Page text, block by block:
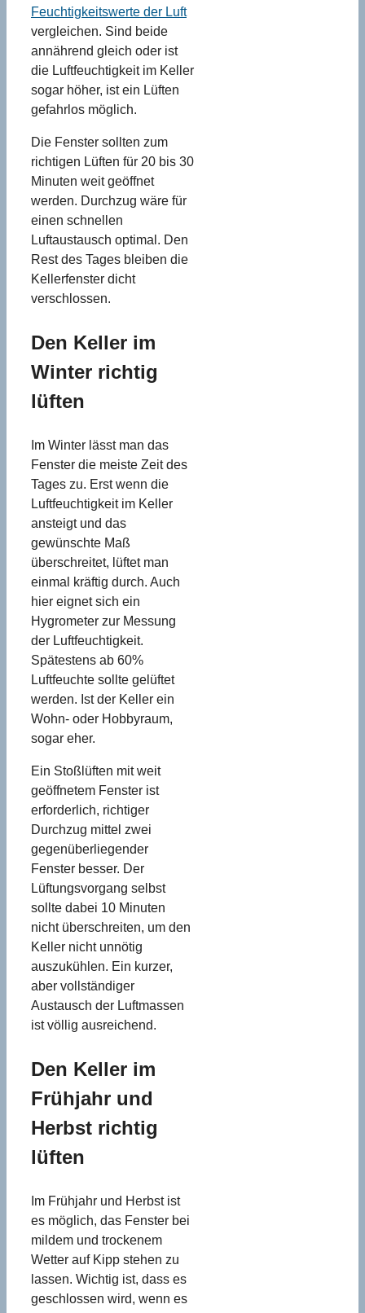
Feuchtigkeitswerte der Luft
vergleichen. Sind beide
annährend gleich oder ist
die Luftfeuchtigkeit im Keller
sogar höher, ist ein Lüften
gefahrlos möglich.
Die Fenster sollten zum
richtigen Lüften für 20 bis 30
Minuten weit geöffnet
werden. Durchzug wäre für
einen schnellen
Luftaustausch optimal. Den
Rest des Tages bleiben die
Kellerfenster dicht
verschlossen.
Den Keller im
Winter richtig
lüften
Im Winter lässt man das
Fenster die meiste Zeit des
Tages zu. Erst wenn die
Luftfeuchtigkeit im Keller
ansteigt und das
gewünschte Maß
überschreitet, lüftet man
einmal kräftig durch. Auch
hier eignet sich ein
Hygrometer zur Messung
der Luftfeuchtigkeit.
Spätestens ab 60%
Luftfeuchte sollte gelüftet
werden. Ist der Keller ein
Wohn- oder Hobbyraum,
sogar eher.
Ein Stoßlüften mit weit
geöffnetem Fenster ist
erforderlich, richtiger
Durchzug mittel zwei
gegenüberliegender
Fenster besser. Der
Lüftungsvorgang selbst
sollte dabei 10 Minuten
nicht überschreiten, um den
Keller nicht unnötig
auszukühlen. Ein kurzer,
aber vollständiger
Austausch der Luftmassen
ist völlig ausreichend.
Den Keller im
Frühjahr und
Herbst richtig
lüften
Im Frühjahr und Herbst ist
es möglich, das Fenster bei
mildem und trockenem
Wetter auf Kipp stehen zu
lassen. Wichtig ist, dass es
geschlossen wird, wenn es